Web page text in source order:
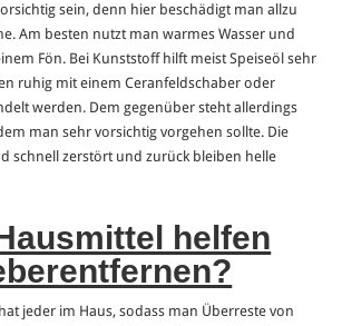
sein, denn hier beschädigt man allzu
Am besten nutzt man warmes Wasser und
Fön. Bei Kunststoff hilft meist Speiseöl sehr
ruhig mit einem Ceranfeldschaber oder
werden. Dem gegenüber steht allerdings
man sehr vorsichtig vorgehen sollte. Die
schnell zerstört und zurück bleiben helle
helfen
jeder im Haus, sodass man Überreste von